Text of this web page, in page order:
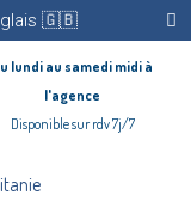
🇬🇧
lundi au samedi midi à
l'agence
Disponible sur rdv 7j/7